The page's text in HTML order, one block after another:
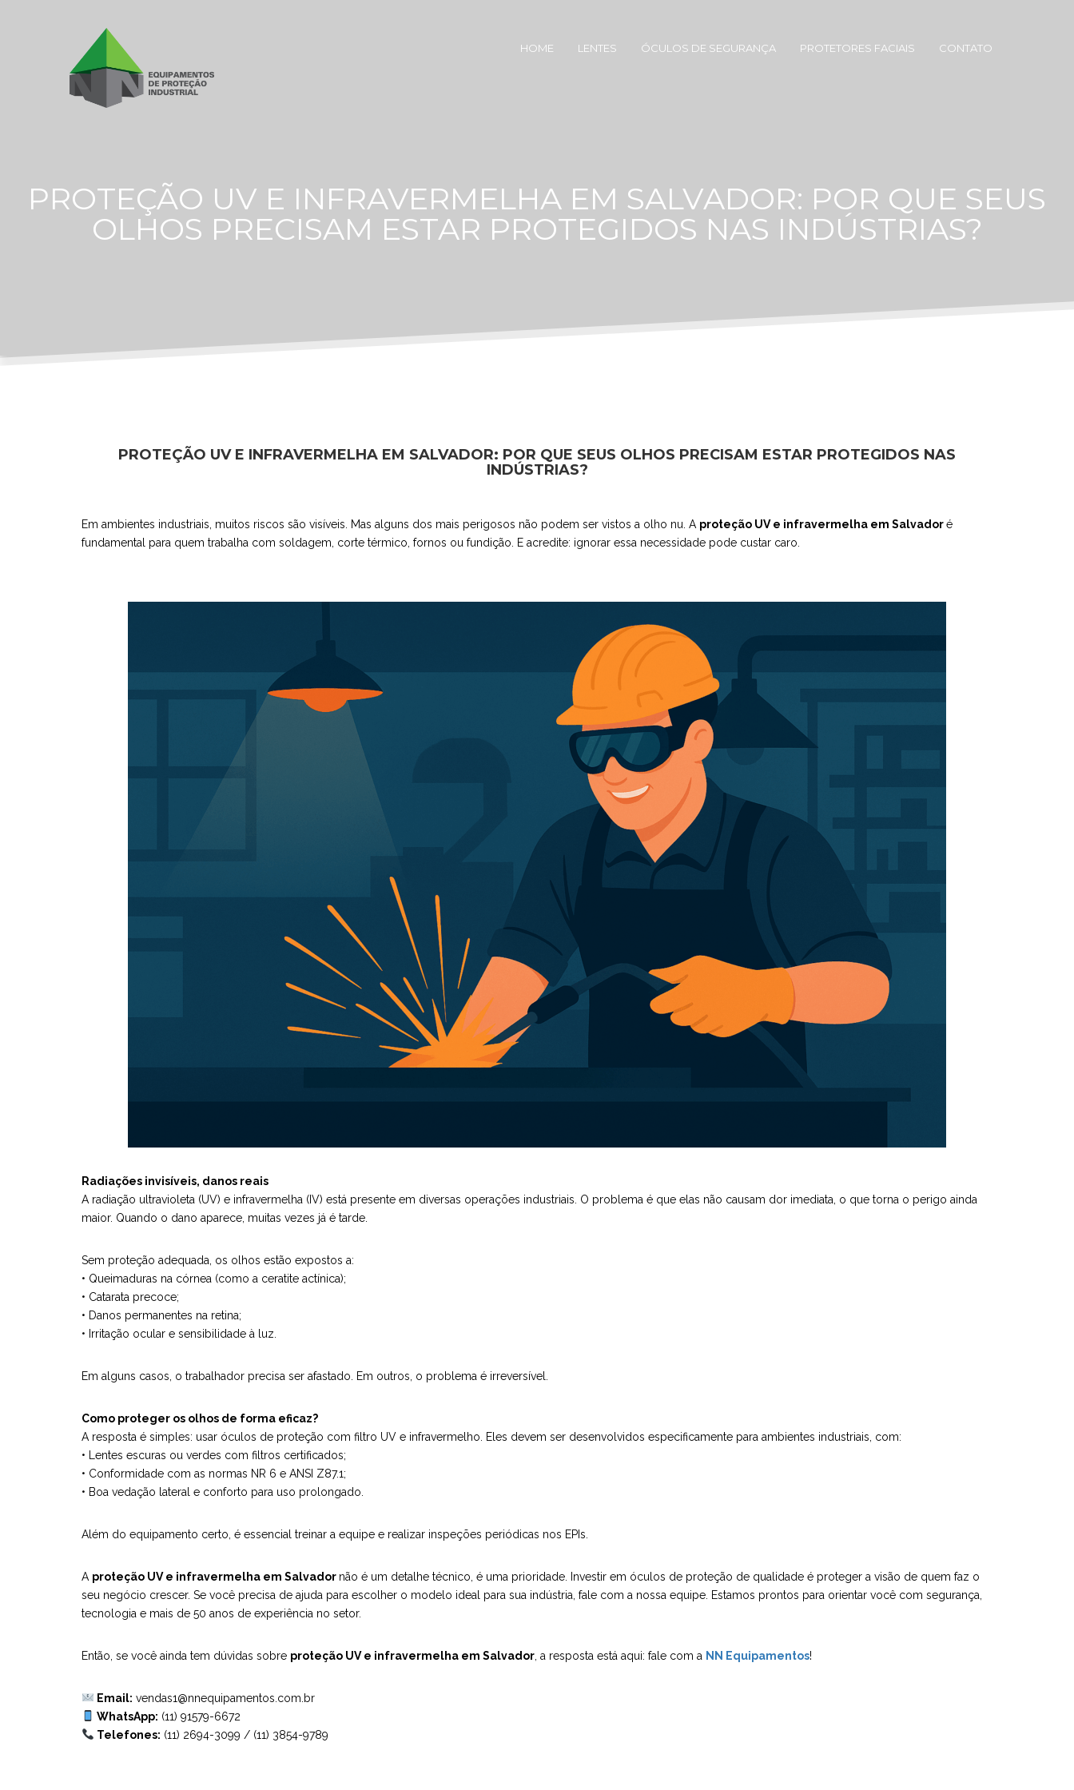
HOME LENTES ÓCULOS DE SEGURANÇA PROTETORES FACIAIS CONTATO
PROTEÇÃO UV E INFRAVERMELHA EM SALVADOR: POR QUE SEUS
OLHOS PRECISAM ESTAR PROTEGIDOS NAS INDÚSTRIAS?
PROTEÇÃO UV E INFRAVERMELHA EM SALVADOR: POR QUE SEUS OLHOS PRECISAM ESTAR PROTEGIDOS NAS
INDÚSTRIAS?
Em ambientes industriais, muitos riscos são visíveis. Mas alguns dos mais perigosos não podem ser vistos a olho nu. A proteção UV e infravermelha em Salvadoré
fundamental para quem trabalha com soldagem, corte térmico, fornos ou fundição. E acredite: ignorar essa necessidade pode custar caro.
Radiações invisíveis, danos reais
A radiação ultravioleta (UV) e infravermelha (IV) está presente em diversas operações industriais. O problema é que elas não causam dor imediata, o que torna o perigo ainda
maior. Quando o dano aparece, muitas vezes já é tarde.
Sem proteção adequada, os olhos estão expostos a:
• Queimaduras na córnea (como a ceratite actínica);
• Catarata precoce;
• Danos permanentes na retina;
• Irritação ocular e sensibilidade à luz.
Em alguns casos, o trabalhador precisa ser afastado. Em outros, o problema é irreversível.
Como proteger os olhos de forma eficaz?
A resposta é simples: usar óculos de proteção com filtro UV e infravermelho. Eles devem ser desenvolvidos especificamente para ambientes industriais, com:
• Lentes escuras ou verdes com filtros certificados;
• Conformidade com as normas NR 6 e ANSI Z87.1;
• Boa vedação lateral e conforto para uso prolongado.
Além do equipamento certo, é essencial treinar a equipe e realizar inspeções periódicas nos EPIs.
A proteção UV e infravermelha em Salvador não é um detalhe técnico, é uma prioridade. Investir em óculos de proteção de qualidade é proteger a visão de quem faz o
seu negócio crescer. Se você precisa de ajuda para escolher o modelo ideal para sua indústria, fale com a nossa equipe. Estamos prontos para orientar você com segurança,
tecnologia e mais de 50 anos de experiência no setor.
Então, se você ainda tem dúvidas sobre proteção UV e infravermelha em Salvador , a resposta está aqui: fale com a NN Equipamentos!
Email: vendas1@nnequipamentos.com.br
WhatsApp: (11) 91579-6672
Telefones: (11) 2694-3099 / (11) 3854-9789